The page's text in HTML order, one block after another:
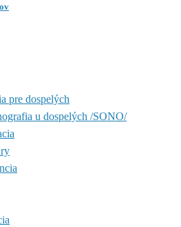
pre dospelých
u dospelých /SONO/